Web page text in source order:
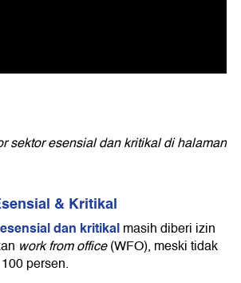
sektor esensial dan kritikal di halaman
& Kritikal
dan kritikalmasih diberi izin
work from office(WFO), meski tidak
persen.